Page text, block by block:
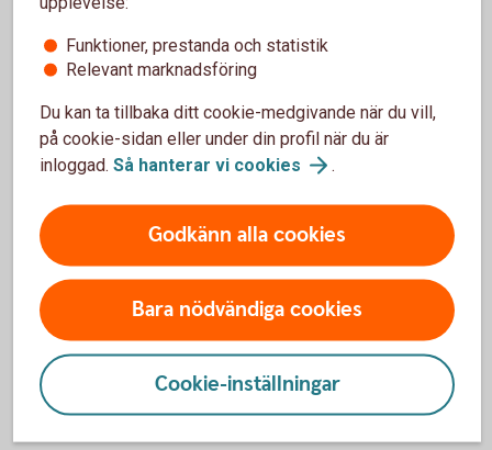
Skriv under bodelningsavtalet.
Bodelning separation - om ni är sambos
Om bodelningen gäller ett samboförhållande är det den dag
som samboförhållandet upphörde.
sammanlagda nettovärdet av bostad och bohag som
införskaffats för gemensamt bruk, alltså inte till det som
var och en fått eller köpt för eget bruk, säger Madelén.
Det betyder att om den ena parten har flyttat in hos den
andra för att bli sambo, så har man inte rätt till del i
bostaden vid en separation. För bohag, som till exempel
möbler, gäller att det som införskaffats för att användas
gemensamt delas lika vid en separation.
Funktioner, prestanda och statistik
Relevant marknadsföring
Du kan ta tillbaka ditt cookie-medgivande när du vill,
på cookie-sidan eller under din profil när du är
inloggad. Så hanterar vi cookies .
Godkänn alla cookies
Bara nödvändiga cookies
Cookie-inställningar